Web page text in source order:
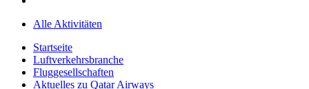
Alle Aktivitäten
Startseite
Luftverkehrsbranche
Fluggesellschaften
Aktuelles zu Qatar Airways